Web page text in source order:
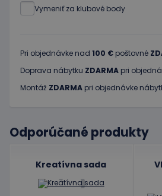
Vymeniť za klubové body
Pri objednávke nad 100 € poštovné
Doprava nábytku ZDARMA pri
Montáž ZDARMA pri objednávke
Odporúčané produkty
Kreatívna sada